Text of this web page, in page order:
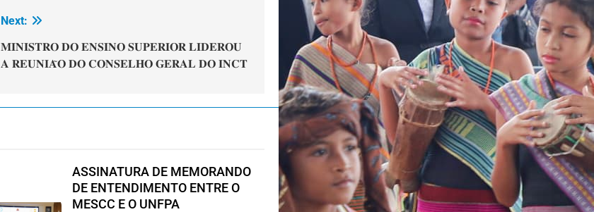
Next:
𝐌𝐈𝐍𝐈𝐒𝐓𝐑𝐎 𝐃𝐎 𝐄𝐍𝐒𝐈𝐍𝐎 𝐒𝐔𝐏𝐄𝐑𝐈𝐎𝐑 𝐋𝐈𝐃𝐄𝐑𝐎𝐔
𝐀 𝐑𝐄𝐔𝐍𝐈𝐀̃𝐎 𝐃𝐎 𝐂𝐎𝐍𝐒𝐄𝐋𝐇𝐎 𝐆𝐄𝐑𝐀𝐋 𝐃𝐎 𝐈𝐍𝐂𝐓
ASSINATURA DE MEMORANDO
DE ENTENDIMENTO ENTRE O
MESCC E O UNFPA